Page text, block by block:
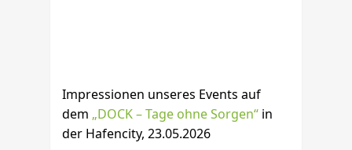
Impressionen unseres Events auf
dem „DOCK – Tage ohne Sorgen“ in
der Hafencity, 23.05.2026